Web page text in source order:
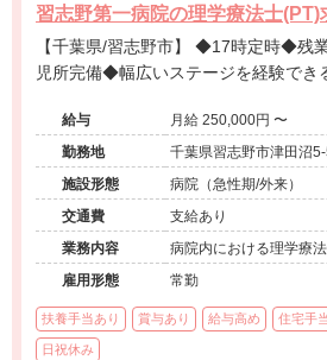
習志野第一病院の理学療法士(PT)
【千葉県/習志野市】 ◆17時定時◆残業ほぼなし◆駅チカ◆託
児所完備◆幅広いステージを経験でき
給与
月給 250,000円 〜
勤務地
千葉県習志野市津田沼
施設形態
病院（急性期/外来）
交通費
支給あり
業務内容
病院内における理学療
雇用形態
常勤
扶養手当あり 賞与あり 給与高め 住宅手
日祝休み